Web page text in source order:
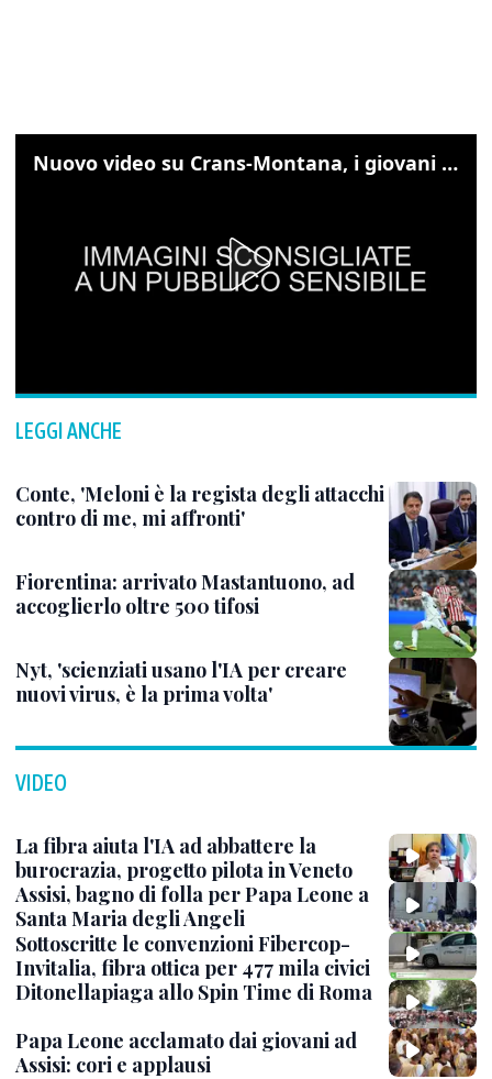
Nuovo video su Crans-Montana, i giovani cercano di sfondare le vetrate
LEGGI ANCHE
Conte, 'Meloni è la regista degli attacchi
contro di me, mi affronti'
Fiorentina: arrivato Mastantuono, ad
accoglierlo oltre 500 tifosi
Nyt, 'scienziati usano l'IA per creare
nuovi virus, è la prima volta'
VIDEO
La fibra aiuta l'IA ad abbattere la
burocrazia, progetto pilota in Veneto
Assisi, bagno di folla per Papa Leone a
Santa Maria degli Angeli
Sottoscritte le convenzioni Fibercop-
Invitalia, fibra ottica per 477 mila civici
Ditonellapiaga allo Spin Time di Roma
Papa Leone acclamato dai giovani ad
Assisi: cori e applausi